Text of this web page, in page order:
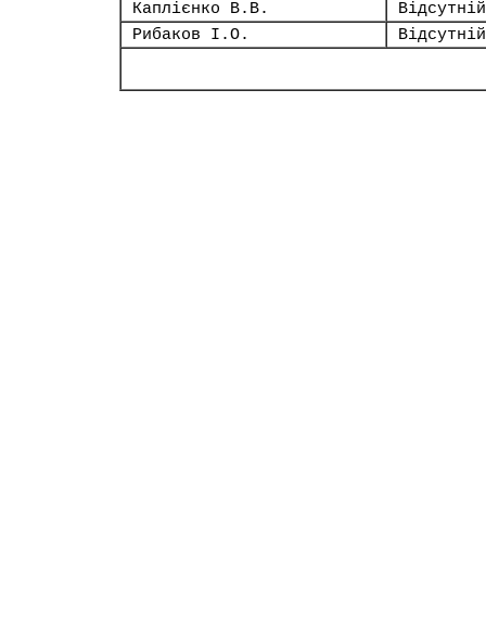
Каплієнко В.В.
Відсутній
Рибаков І.О.
Відсутній